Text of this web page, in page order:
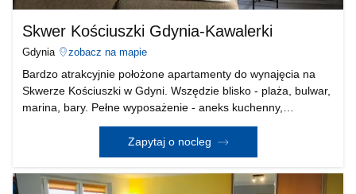
Skwer Kościuszki Gdynia-Kawalerki
Gdynia zobacz na mapie
Bardzo atrakcyjnie położone apartamenty do wynajęcia na
Skwerze Kościuszki w Gdyni. Wszędzie blisko - plaża, bulwar,
marina, bary. Pełne wyposażenie - aneks kuchenny,
samodzielna łazienka. Atrakcyjna cena. Do dyspozycji także
ogródek. Ciche, ustronne miejsce w centrum
Zapytaj o nocleg